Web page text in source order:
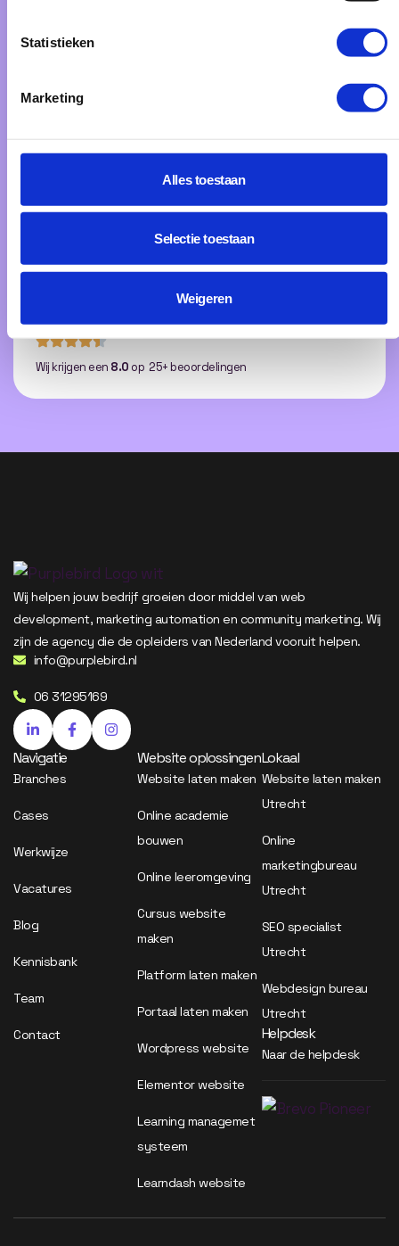
Statistieken
Marketing
Alles toestaan
Selectie toestaan
Weigeren
WordPress website laten maken
specialist in SEO en ChatGPT-strategieën.
Wij krijgen een 8.0 op 25+ beoordelingen
Wij helpen jouw bedrijf groeien door middel van web
development, marketing automation en community marketing. Wij
zijn de agency die de opleiders van Nederland vooruit helpen.
info@purplebird.nl
06 31295169
Navigatie
Branches
Cases
Werkwijze
Vacatures
Blog
Kennisbank
Team
Contact
Website oplossingen
Website laten maken
Online academie
bouwen
Online leeromgeving
Cursus website
maken
Platform laten maken
Portaal laten maken
Wordpress website
Elementor website
Learning managemet
systeem
Learndash website
Lokaal
Website laten maken
Utrecht
Online
marketingbureau
Utrecht
SEO specialist
Utrecht
Webdesign bureau
Utrecht
Helpdesk
Naar de helpdesk